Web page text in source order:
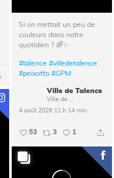
Si on mettait un peu de
couleurs dans notre
quotidien ? 🌈✨
#talence #villedetalence
#peixotto #GPM
Ville de Talence
4 août 2026 11 h 14 min
53 3 1